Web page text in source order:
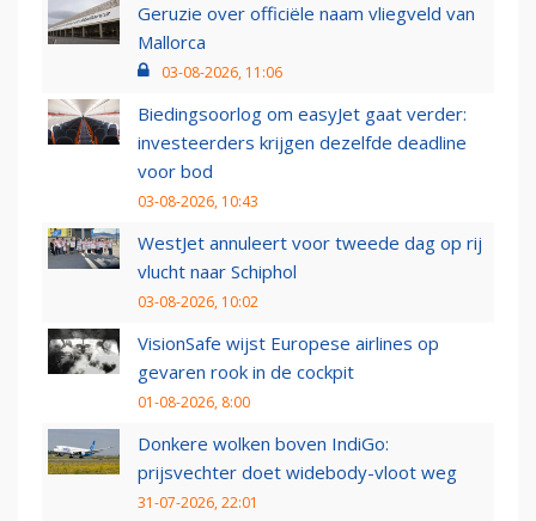
Geruzie over officiële naam vliegveld van
Mallorca
03-08-2026, 11:06
Biedingsoorlog om easyJet gaat verder:
investeerders krijgen dezelfde deadline
voor bod
03-08-2026, 10:43
WestJet annuleert voor tweede dag op rij
vlucht naar Schiphol
03-08-2026, 10:02
VisionSafe wijst Europese airlines op
gevaren rook in de cockpit
01-08-2026, 8:00
Donkere wolken boven IndiGo:
prijsvechter doet widebody-vloot weg
31-07-2026, 22:01